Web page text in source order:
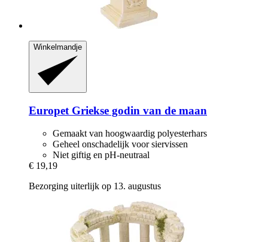
Winkelmandje
Europet Griekse godin van de maan
Gemaakt van hoogwaardig polyesterhars
Geheel onschadelijk voor siervissen
Niet giftig en pH-neutraal
€ 19,19
Bezorging uiterlijk op 13. augustus